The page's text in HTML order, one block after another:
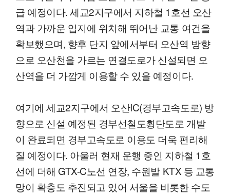
급 예정이다. 세교2지구에서 지하철 1호선 오산
역과 가까운 입지에 위치해 뛰어난 교통 여건을
확보했으며, 향후 단지 앞에서부터 오산역 방향
으로 오산천을 가르는 연결도로가 신설되면 오
산역을 더 가깝게 이용할 수 있을 예정이다.
여기에 세교2지구에서 오산IC(경부고속도로) 방
향으로 신설 예정된 경부선철도횡단도로 개발
이 완료되면 경부고속도로 이용도 더욱 편리해
질 예정이다. 아울러 현재 운행 중인 지하철 1호
선에 더해 GTX-C노선 연장, 수원발 KTX 등 교통
망이 확충도 추진되고 있어 서울을 비롯한 수도